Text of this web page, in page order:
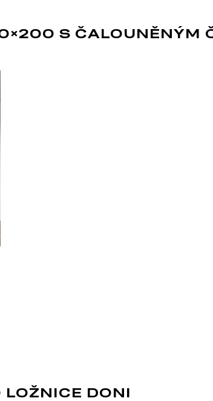
v nábytkářském
s přidáním
pro výrobu
své ekonomičnosti,
nebo jiném stylu díky
nábytku různých tvarů a
ultrafialovému záření a
v souladu s
S ČALOUNĚNÝM
DONI